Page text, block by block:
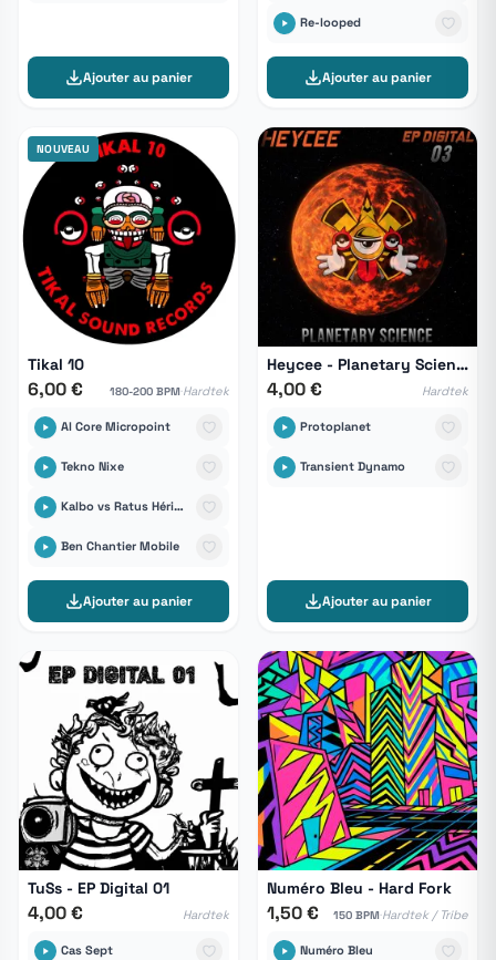
Ajouter au panier
Re-looped
Ajouter au panier
NOUVEAU
Tikal 10
6,00 € 180-200 BPM·Hardtek
Al Core Micropoint
Tekno Nixe
Kalbo vs Ratus Hérisound6tem
Ben Chantier Mobile
Ajouter au panier
Heycee - Planetary Science
4,00 € Hardtek
Protoplanet
Transient Dynamo
Ajouter au panier
TuSs - EP Digital 01
4,00 € Hardtek
Cas Sept
Numéro Bleu - Hard Fork
1,50 € 150 BPM·Hardtek / Tribe
Numéro Bleu